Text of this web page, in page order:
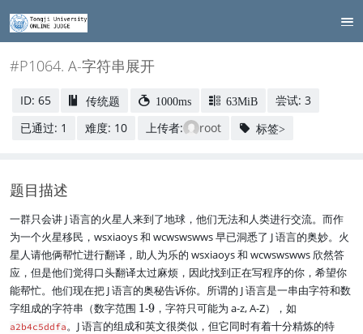
#P1064. A-字符串展开
ID: 65 传统题 1000ms 63MiB
尝试: 3
已通过: 1
难度: 10 上传者: root 标签>
题目描述
一群只会讲 J 语言的火星人来到了地球，他们无法和人类进行交流。而作
为一个火星移民，wsxiaoys 和 wcwswswws 早已洞悉了 J 语言的奥妙。火
星人请他俩帮忙进行翻译，助人为乐的 wsxiaoys 和 wcwswswws 欣然答
应，但是他们觉得口头翻译太过麻烦，因此找到正在写程序的你，希望你
能帮忙。他们现在把 J 语言的奥秘告诉你。所谓的 J 语言是一串由字符和数
字组成的字符串（数字范围 1
1-9
9 ，字符只可能为 a-z, A-Z），如
a2b4c5ddfa。J 语言的组成和英文很类似，但它同时有着十分精炼的特